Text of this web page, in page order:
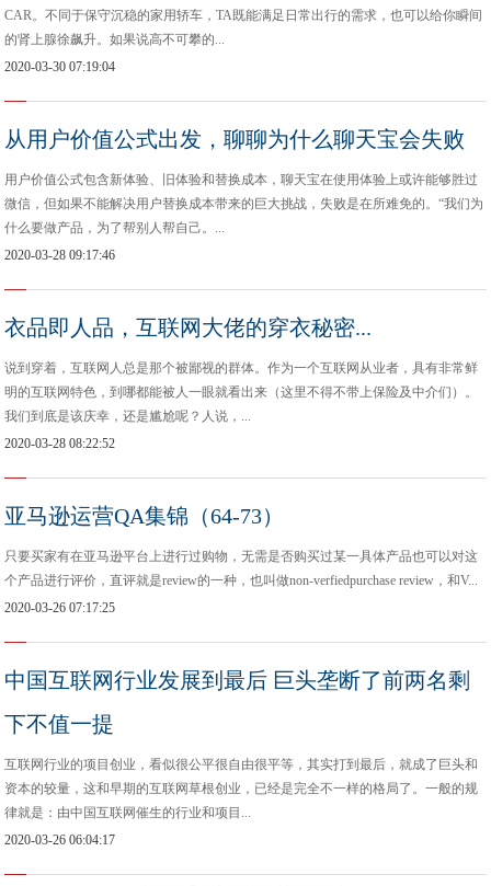
CAR。不同于保守沉稳的家用轿车，TA既能满足日常出行的需求，也可以给你瞬间
的肾上腺徐飙升。如果说高不可攀的...
2020-03-30 07:19:04
从用户价值公式出发，聊聊为什么聊天宝会失败
用户价值公式包含新体验、旧体验和替换成本，聊天宝在使用体验上或许能够胜过
微信，但如果不能解决用户替换成本带来的巨大挑战，失败是在所难免的。“我们为
什么要做产品，为了帮别人帮自己。...
2020-03-28 09:17:46
衣品即人品，互联网大佬的穿衣秘密...
说到穿着，互联网人总是那个被鄙视的群体。作为一个互联网从业者，具有非常鲜
明的互联网特色，到哪都能被人一眼就看出来（这里不得不带上保险及中介们）。
我们到底是该庆幸，还是尴尬呢？人说，...
2020-03-28 08:22:52
亚马逊运营QA集锦（64-73）
只要买家有在亚马逊平台上进行过购物，无需是否购买过某一具体产品也可以对这
个产品进行评价，直评就是review的一种，也叫做non-verfiedpurchase review，和V...
2020-03-26 07:17:25
中国互联网行业发展到最后 巨头垄断了前两名剩
下不值一提
互联网行业的项目创业，看似很公平很自由很平等，其实打到最后，就成了巨头和
资本的较量，这和早期的互联网草根创业，已经是完全不一样的格局了。一般的规
律就是：由中国互联网催生的行业和项目...
2020-03-26 06:04:17